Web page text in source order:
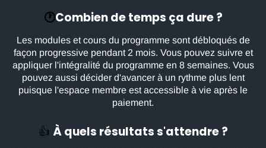
🕐Combien de temps ça dure ?
Les modules et cours du programme sont débloqués de
façon progressive pendant 2 mois. Vous pouvez suivre et
appliquer l'intégralité du programme en 8 semaines. Vous
pouvez aussi décider d'avancer à un rythme plus lent
puisque l'espace membre est accessible à vie après le
paiement.
👍 À quels résultats s'attendre ?